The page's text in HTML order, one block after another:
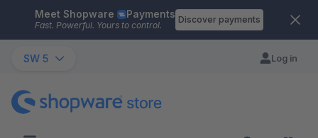
Skip to main content
Meet Shopware Payments
Fast. Powerful. Yours to control.
Discover payments
SW 5 Log in